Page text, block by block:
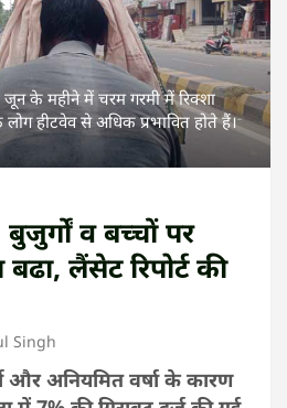
के महीने में चरम गरमी में रिक्शा
हीटवेव से अधिक प्रभावित होते हैं।
व बच्चों पर
लैंसेट रिपोर्ट की
Singh
और अनियमित वर्षा के कारण